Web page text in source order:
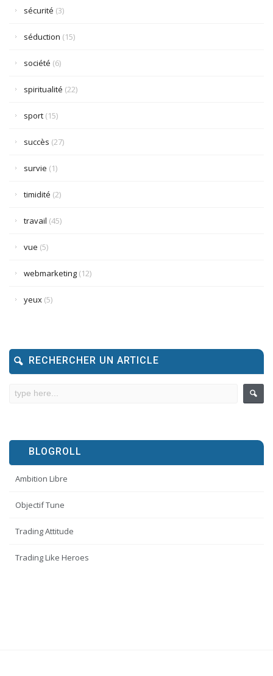
sécurité (3)
séduction (15)
société (6)
spiritualité (22)
sport (15)
succès (27)
survie (1)
timidité (2)
travail (45)
vue (5)
webmarketing (12)
yeux (5)
RECHERCHER UN ARTICLE
BLOGROLL
Ambition Libre
Objectif Tune
Trading Attitude
Trading Like Heroes